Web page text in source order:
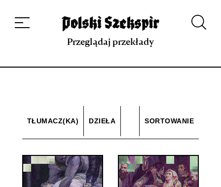
projekcie
Kontakt Indeks strony Aplikacja
Repozytorium XIX w.
Przeglądaj przekłady
TŁUMACZ(KA) DZIEŁA SORTOWANIE